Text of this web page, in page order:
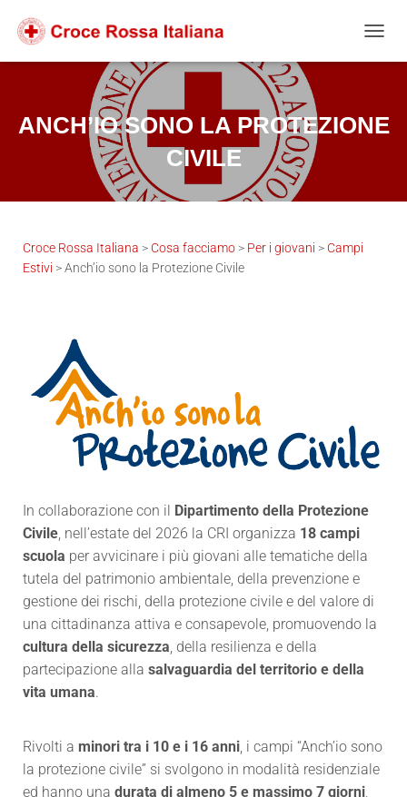
contenuto
alla
navigazione
footer
ANCH’IO SONO LA PROTEZIONE
CIVILE
Croce Rossa Italiana > Cosa facciamo > Per i giovani > Campi
Estivi >Anch’io sono la Protezione Civile
In collaborazione con il Dipartimento della Protezione
Civile, nell’estate del 2026 la CRI organizza 18 campi
scuola per avvicinare i più giovani alle tematiche della
tutela del patrimonio ambientale, della prevenzione e
gestione dei rischi, della protezione civile e del valore di
una cittadinanza attiva e consapevole, promuovendo la
cultura della sicurezza, della resilienza e della
partecipazione alla salvaguardia del territorio e della
vita umana.
Rivolti a minori tra i 10 e i 16 anni, i campi “Anch’io sono
la protezione civile” si svolgono in modalità residenziale
ed hanno una durata di almeno 5 e massimo 7 giorni,